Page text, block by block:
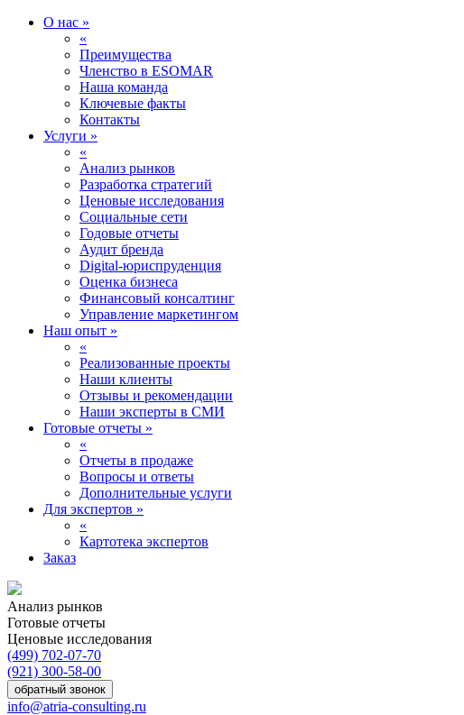
О нас »
«
Преимущества
Членство в ESOMAR
Наша команда
Ключевые факты
Контакты
Услуги »
«
Анализ рынков
Разработка стратегий
Ценовые исследования
Социальные сети
Годовые отчеты
Аудит бренда
Digital-юриспруденция
Оценка бизнеса
Финансовый консалтинг
Управление маркетингом
Наш опыт »
«
Реализованные проекты
Наши клиенты
Отзывы и рекомендации
Наши эксперты в СМИ
Готовые отчеты »
«
Отчеты в продаже
Вопросы и ответы
Дополнительные услуги
Для экспертов »
«
Картотека экспертов
Заказ
Анализ рынков
Готовые отчеты
Ценовые исследования
(499) 702-07-70
(921) 300-58-00
обратный звонок
info@atria-consulting.ru